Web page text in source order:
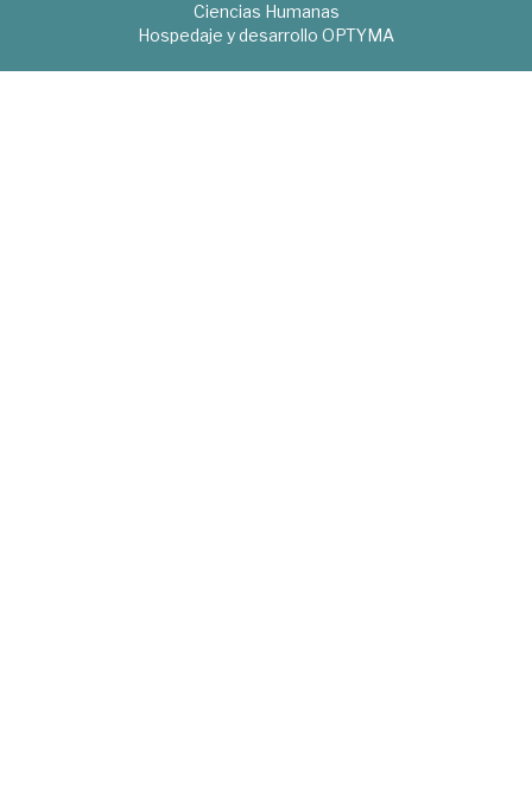
Ciencias Humanas
Hospedaje y desarrollo OPTYMA